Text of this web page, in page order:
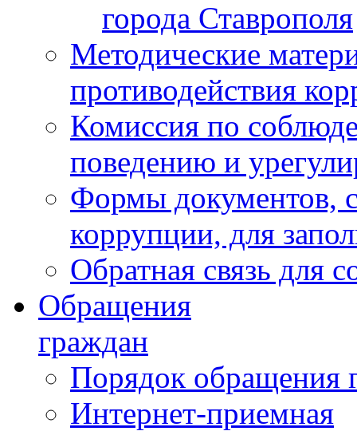
города Ставрополя
Методические
противодействия
Комиссия по
поведению и
Формы документов,
коррупции, для
Обратная связь для
Обращения
граждан
Порядок обращения
Интернет-приемная